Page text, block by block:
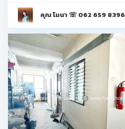
คุณ โมนา ☏ 062 659 8396